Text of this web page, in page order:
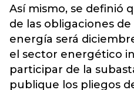
Así mismo, se definió
de las obligaciones
energía será
el sector energético
participar de la
publique los pliegos